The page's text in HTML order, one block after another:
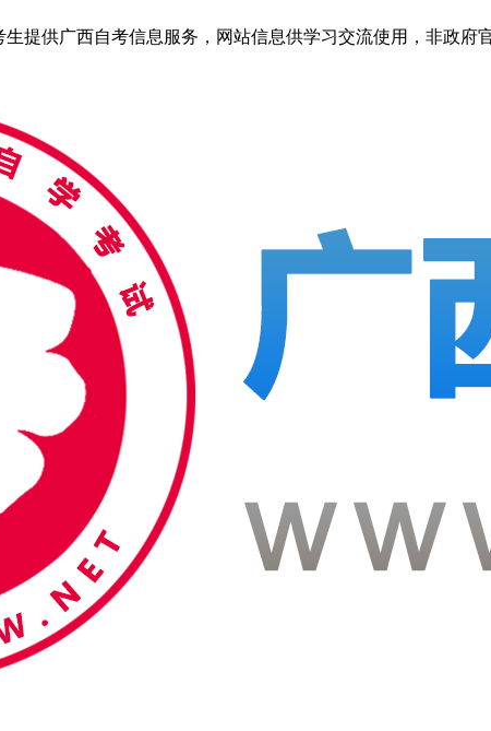
提供广西自考信息服务，网站信息供学习交流使用，非政府